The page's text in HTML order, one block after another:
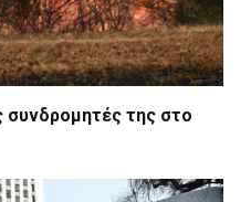
συνδρομητές της στο